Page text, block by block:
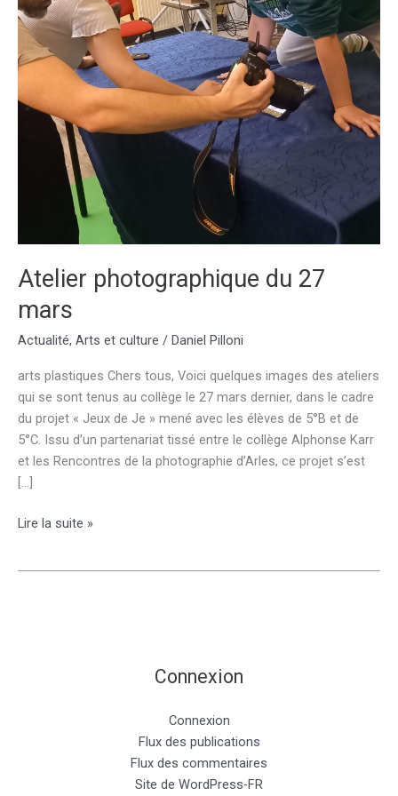
Atelier photographique du 27
mars
Actualité, Arts et culture / Daniel Pilloni
arts plastiques Chers tous, Voici quelques images des ateliers
qui se sont tenus au collège le 27 mars dernier, dans le cadre
du projet « Jeux de Je » mené avec les élèves de 5°B et de
5°C. Issu d’un partenariat tissé entre le collège Alphonse Karr
et les Rencontres de la photographie d’Arles, ce projet s’est
[…]
Atelier
Lire la suite »
Connexion
Connexion
Flux des publications
Flux des commentaires
Site de WordPress-FR